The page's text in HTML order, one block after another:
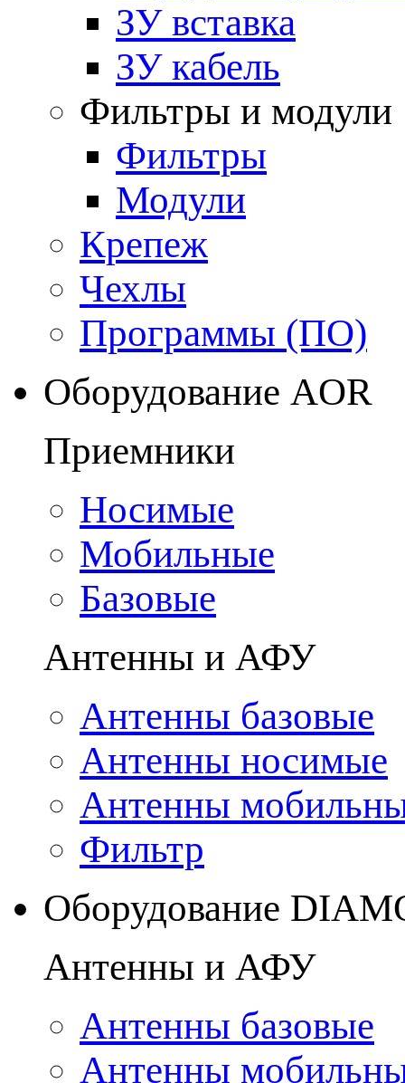
ЗУ вставка
ЗУ кабель
Фильтры и модули
Фильтры
Модули
Крепеж
Чехлы
Программы (ПО)
Оборудование AOR
Приемники
Носимые
Мобильные
Базовые
Антенны и АФУ
Антенны базовые
Антенны носимые
Антенны
Фильтр
Оборудование
Антенны и АФУ
Антенны базовые
Антенны